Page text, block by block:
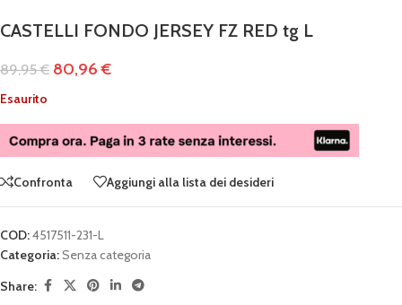
CASTELLI FONDO JERSEY FZ RED tg L
89,95€ 80,96€
Esaurito
Confronta Aggiungi alla lista dei desideri
COD:4517511-231-L
Categoria:Senza categoria
Share: